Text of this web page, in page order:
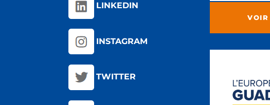
LINKEDIN
INSTAGRAM
TWITTER
VOIR